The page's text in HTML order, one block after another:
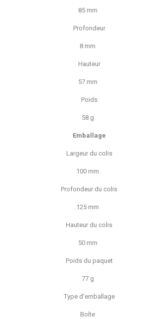
85 mm
Profondeur
8 mm
Hauteur
57 mm
Poids
58 g
Emballage
Largeur du colis
100 mm
Profondeur du colis
125 mm
Hauteur du colis
50 mm
Poids du paquet
77 g
Type d'emballage
Boîte